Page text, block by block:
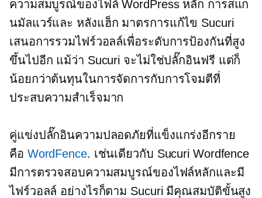
ความสมบูรณ์ของไฟล์ WordPress หลัก การสแก
นมัลแวร์และ หลังแฮ็ก มาตรการแก้ไข Sucuri
เสนอการรวมไฟร์วอลล์เพื่อระดับการป้องกันที่สูง
ขึ้นไปอีก แม้ว่า Sucuri จะไม่ใช่ปลั๊กอินฟรี แต่ก็
น้อยกว่าต้นทุนในการจัดการกับการโจมตีที่
ประสบความสำเร็จมาก
คู่แข่งปลั๊กอินความปลอดภัยที่แข็งแกร่งอีกราย
คือ WordFence. เช่นเดียวกับ Sucuri Wordfence
มีการตรวจสอบความสมบูรณ์ของไฟล์หลักและมี
ไฟร์วอลล์ อย่างไรก็ตาม Sucuri มีคุณสมบัติขั้นสูง